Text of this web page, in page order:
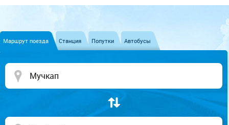
Маршрут поезда Станция Попутки Автобусы